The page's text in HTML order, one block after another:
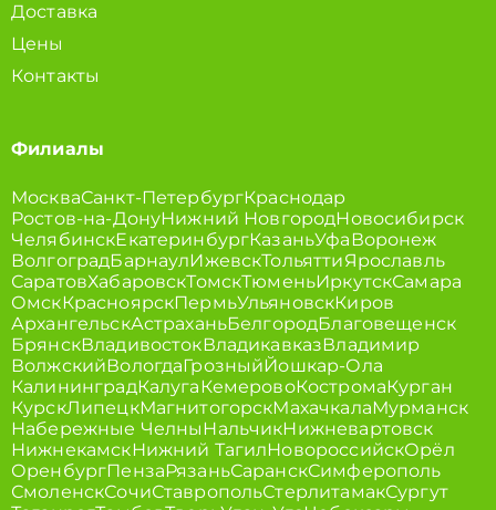
Доставка
Цены
Контакты
Филиалы
МоскваСанкт-ПетербургКраснодар
Ростов-на-ДонуНижний НовгородНовосибирск
ЧелябинскЕкатеринбургКазаньУфаВоронеж
ВолгоградБарнаулИжевскТольяттиЯрославль
СаратовХабаровскТомскТюменьИркутскСамара
ОмскКрасноярскПермьУльяновскКиров
АрхангельскАстраханьБелгородБлаговещенск
БрянскВладивостокВладикавказВладимир
ВолжскийВологдаГрозныйЙошкар-Ола
КалининградКалугаКемеровоКостромаКурган
КурскЛипецкМагнитогорскМахачкалаМурманск
Набережные ЧелныНальчикНижневартовск
НижнекамскНижний ТагилНовороссийскОрёл
ОренбургПензаРязаньСаранскСимферополь
СмоленскСочиСтавропольСтерлитамакСургут